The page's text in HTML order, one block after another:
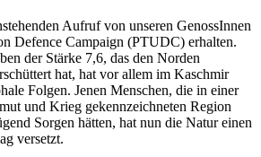
Aufruf von unseren GenossInnen
Defence Campaign (PTUDC) erhalten.
der Stärke 7,6, das den Norden
hat, hat vor allem im Kaschmir
Folgen. Jenen Menschen, die in einer
und Krieg gekennzeichneten Region
Sorgen hätten, hat nun die Natur einen
versetzt.